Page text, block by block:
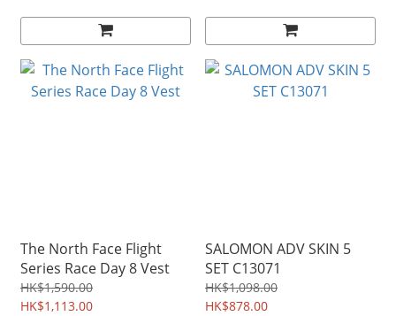
The North Face Flight
Series Race Day 8 Vest
HK$1,590.00
HK$1,113.00
SALOMON ADV SKIN 5
SET C13071
HK$1,098.00
HK$878.00